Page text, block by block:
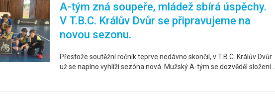
A-tým zná soupeře, mládež sbírá úspěchy.
V T.B.C. Králův Dvůr se připravujeme na
novou sezonu.
Přestože soutěžní ročník teprve nedávno skončil, v T.B.C. Králův Dvůr
už se naplno vyhlíží sezóna nová. Mužský A-tým se dozvěděl složení…